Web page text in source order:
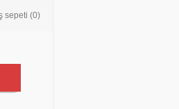
sepeti (0)